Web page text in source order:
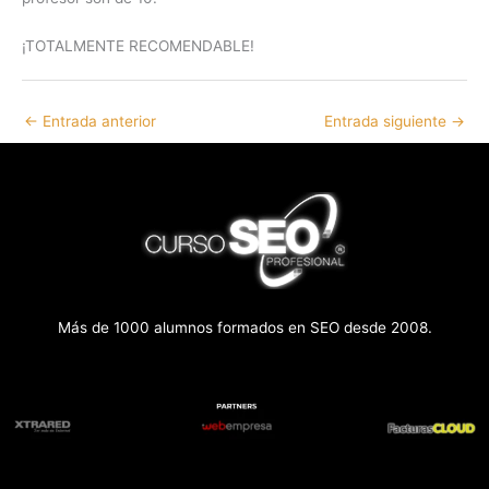
¡TOTALMENTE RECOMENDABLE!
← Entrada anterior Entrada siguiente →
Más de 1000 alumnos formados en SEO desde 2008.